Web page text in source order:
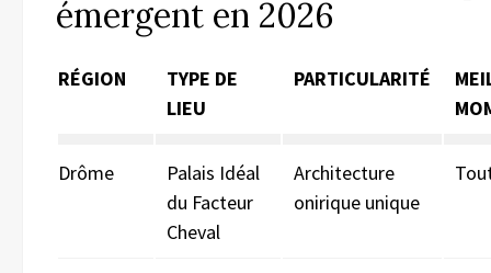
émergent en 2026
RÉGION
TYPE DE
LIEU
PARTICULARITÉ
Drôme
Palais Idéal
du Facteur
Cheval
Architecture
onirique unique